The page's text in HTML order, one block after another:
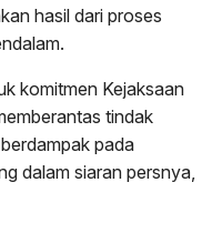
hasil dari proses
komitmen Kejaksaan
tindak
pada
dalam siaran persnya,